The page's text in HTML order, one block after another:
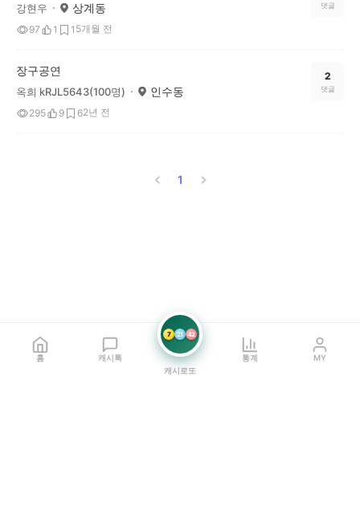
강현우 상계동
97 1 1 5개월 전
댓글
장구공연
옥희 kRJL5643(100명) 인수동
295 9 62년 전
2
댓글
1
홈 캐시톡
7 21 42
캐시로또
통계 MY